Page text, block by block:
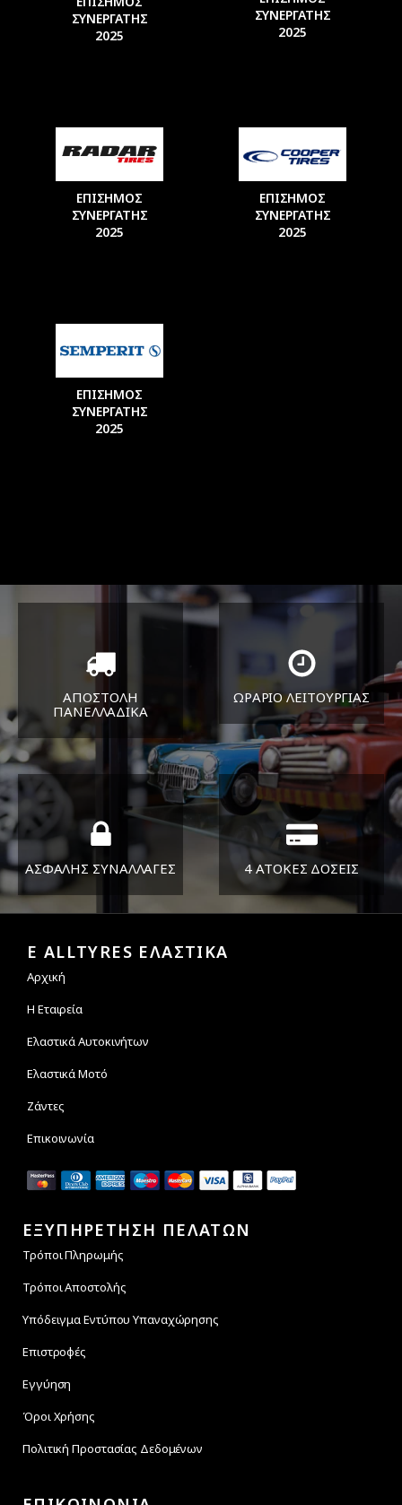
ΣΥΝΕΡΓΑΤΗΣ
2025
ΣΥΝΕΡΓΑΤΗΣ
2025
ΕΠΙΣΗΜΟΣ
ΣΥΝΕΡΓΑΤΗΣ
2025
ΕΠΙΣΗΜΟΣ
ΣΥΝΕΡΓΑΤΗΣ
2025
ΕΠΙΣΗΜΟΣ
ΣΥΝΕΡΓΑΤΗΣ
2025
ΑΠΟΣΤΟΛΗ
ΠΑΝΕΛΛΑΔΙΚA
Όπου και αν είστε θα σας
στείλουμε τα ελαστικά σας
ΩΡΑΡΙΟ ΛΕΙΤΟΥΡΓΙΑΣ
ΔΕΥ-ΠΑΡ 8:30-17:30
ΣΑΒ 8:30-13:30
ΑΣΦΑΛΗΣ ΣΥΝΑΛΛΑΓΕΣ 4 ΑΤΟΚΕΣ ΔΟΣΕΙΣ
E ALLTYRES ΕΛΑΣΤΙΚΑ
Αρχική
Η Εταιρεία
Ελαστικά Αυτοκινήτων
Ελαστικά Μοτό
Ζάντες
Επικοινωνία
ΕΞΥΠΗΡΕΤΗΣΗ ΠΕΛΑΤΩΝ
Τρόποι Πληρωμής
Τρόποι Αποστολής
Υπόδειγμα Εντύπου Υπαναχώρησης
Επιστροφές
Εγγύηση
Όροι Χρήσης
Πολιτική Προστασίας Δεδομένων